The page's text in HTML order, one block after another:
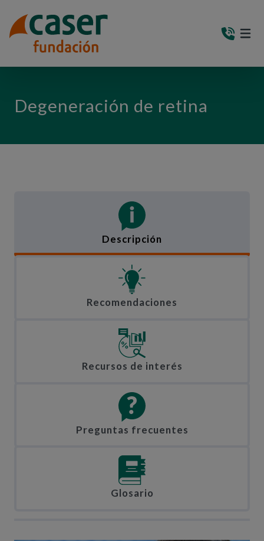
Degeneración de retina
Descripción
Recomendaciones
Recursos de interés
Preguntas frecuentes
Glosario